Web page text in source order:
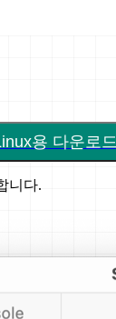
용 다운로드
니다.